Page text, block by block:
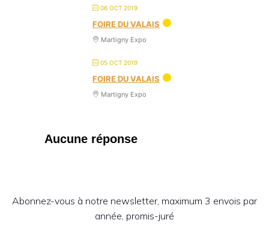
06 OCT 2019
FOIRE DU VALAIS
Martigny Expo
05 OCT 2019
FOIRE DU VALAIS
Martigny Expo
Aucune réponse
Abonnez-vous à notre newsletter, maximum 3 envois par
année, promis-juré